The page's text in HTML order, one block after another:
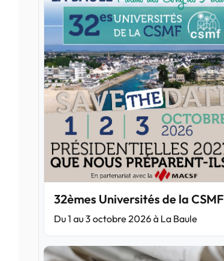
32èmes Universités de la CSMF
Du 1 au 3 octobre 2026 à La Baule